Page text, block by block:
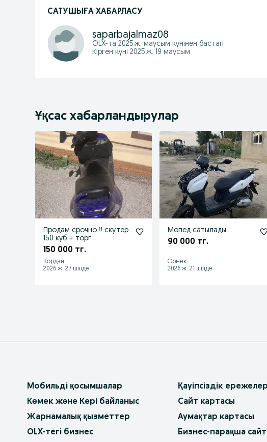
САТУШЫҒА ХАБАРЛАСУ
saparbajalmaz08
OLX-та 2025 ж. маусым күнінен бастап
Кірген күні 2025 ж. 19 маусым
Ұқсас хабарландырулар
Продам срочно ‼️ скутер
150 куб + торг
150 000 тг.
Кордай
2026 ж. 27 шілде
Мопед сатылады….
90 000 тг.
Орнек
2026 ж. 21 шілде
Мобильді қосымшалар
Көмек және Кері байланыс
Жарнамалық қызметтер
OLX-тегі бизнес
Қауіпсіздік
Сайт картасы
Аумақтар картасы
Бизнес-парақша